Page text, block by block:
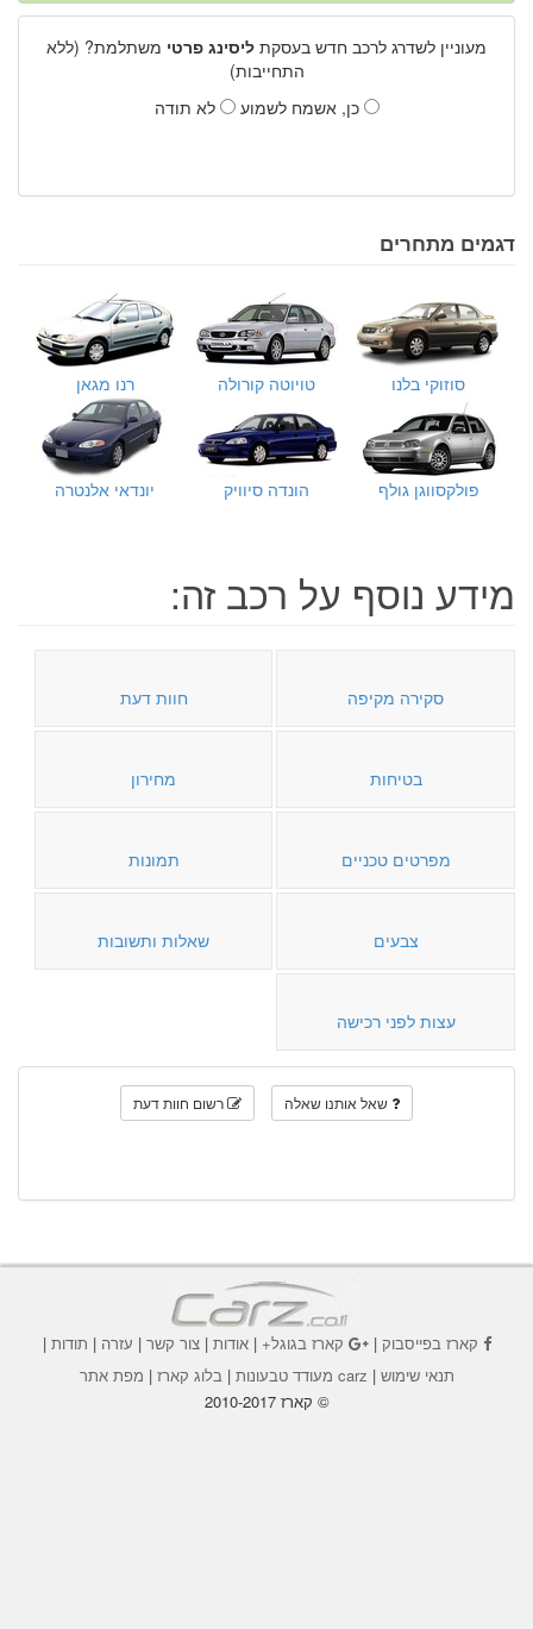
מעוניין לשדרג לרכב חדש בעסקת ליסינג פרטי משתלמת? (ללא
התחייבות)
כן, אשמח לשמוע
לא תודה
דגמים מתחרים
סוזוקי בלנו טויוטה קורולה רנו מגאן
פולקסווגן גולף הונדה סיוויק יונדאי אלנטרה
מידע נוסף על רכב זה:
סקירה מקיפה חוות דעת
בטיחות מחירון
מפרטים טכניים תמונות
צבעים שאלות ותשובות
עצות לפני רכישה
שאל אותנו שאלה רשום חוות דעת
קארז בפייסבוק| קארז בגוגל+|אודות |צור קשר | עזרה | תודות |
תנאי שימוש | carz מעודד טבעונות | בלוג קארז | מפת אתר
© קארז 2010-2017